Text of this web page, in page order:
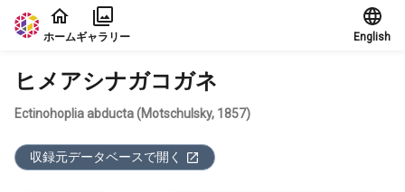
本文に飛ぶ
ホームギャラリー English
ヒメアシナガコガネ
Ectinohoplia abducta (Motschulsky, 1857)
収録元データベースで開く